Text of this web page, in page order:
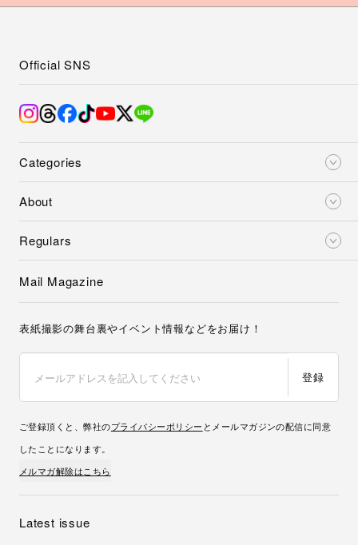
Categories
About
Regulars
Official SNS
Mail Magazine
表紙撮影の舞台裏やイベント情報などをお届け！
登録
ご登録頂くと、弊社のプライバシーポリシー とメールマガジンの配信に同意
したことになります。
メルマガ解除はこちら
Latest issue